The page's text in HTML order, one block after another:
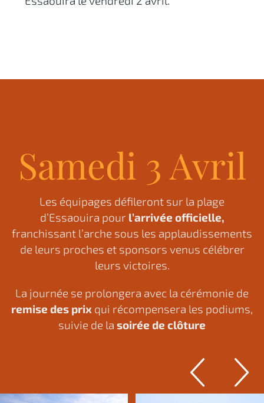
Samedi 3 Avril
Les équipages défileront sur la plage
d’Essaouira pour l’arrivée officielle,
franchissant l’arche sous les applaudissements
de leurs proches et sponsors venus célébrer
leurs victoires.
La journée se prolongera avec la cérémonie de
remise des prix qui récompensera les podiums,
suivie de la soirée de clôture